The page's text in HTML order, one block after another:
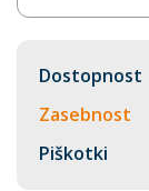
Dostopnost
Zasebnost
Piškotki